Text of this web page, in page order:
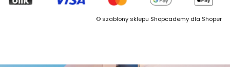
©szablony sklepu Shopcademy dla Shoper